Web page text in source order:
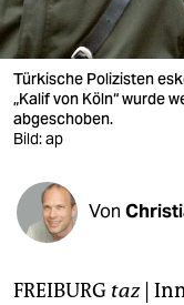
verlag
verlag
veranstaltungen
shop
fragen & hilfe
unterstützen
abo
Türkische Polizisten
„Kalif von Köln“ wurde
abgeschoben.
Bild: ap
Von
FREIBURG taz|